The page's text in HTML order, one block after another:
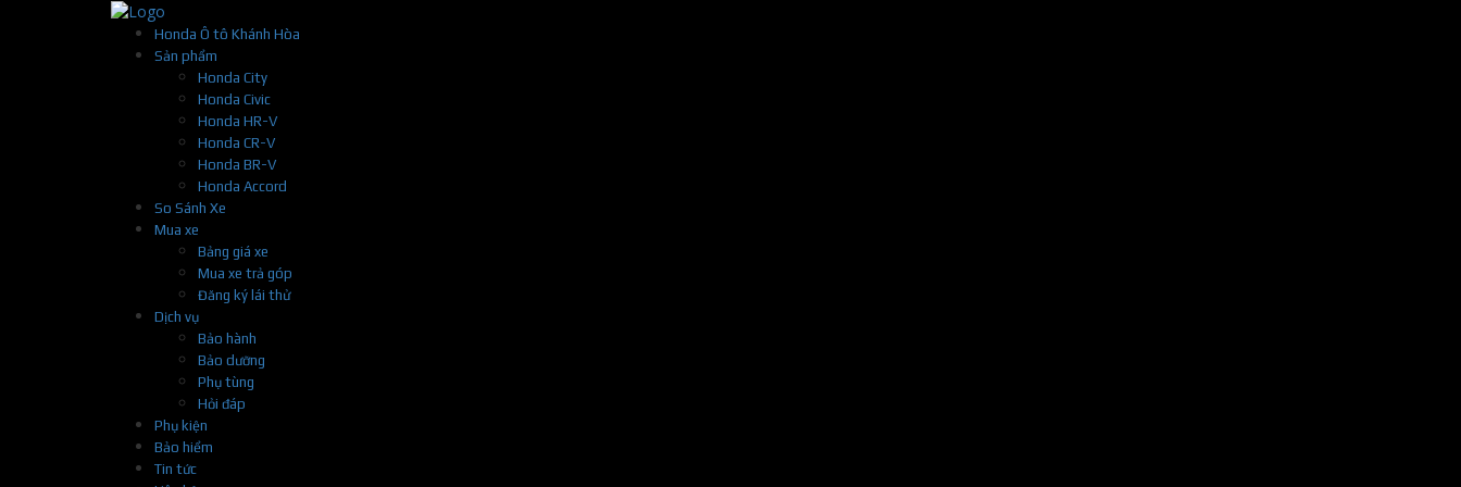
Honda Ô tô Khánh Hòa
Sản phẩm
Honda City
Honda Civic
Honda HR-V
Honda CR-V
Honda BR-V
Honda Accord
So Sánh Xe
Mua xe
Bảng giá xe
Mua xe trả góp
Đăng ký lái thử
Dịch vụ
Bảo hành
Bảo dưỡng
Phụ tùng
Hỏi đáp
Phụ kiện
Bảo hiểm
Tin tức